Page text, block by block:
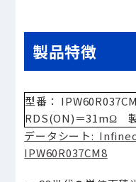
製品特徴
型番：
RDS(ON)＝31mΩ
データシート:
IPW60R037CM8